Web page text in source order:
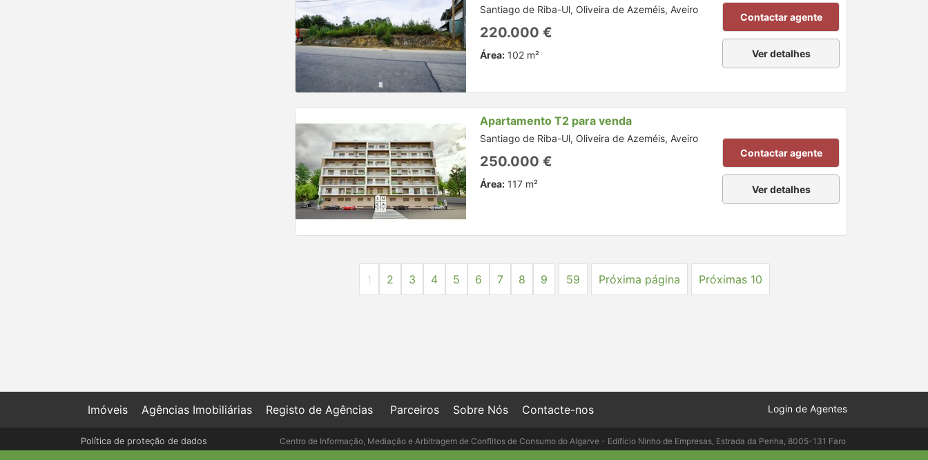
Santiago de Riba-Ul, Oliveira de Azeméis, Aveiro
220.000 €
Área: 102 m²
Contactar agente
Ver detalhes
Apartamento T2 para venda
Santiago de Riba-Ul, Oliveira de Azeméis, Aveiro
250.000 €
Área: 117 m²
Contactar agente
Ver detalhes
1 2 3 4 5 6 7 8 9 59 Próxima página Próximas 10
Imóveis Agências Imobiliárias Registo de Agências Parceiros Sobre Nós Contacte-nos Login de Agentes
Política de proteção de dados
Livro de Reclamações online
Centro de Informação, Mediação e Arbitragem de Conflitos de Consumo do Algarve - Edifício Ninho de Empresas, Estrada da Penha, 8005-131 Faro
- Telefone: 289 823 135 cimaal@mail.telepac.pt